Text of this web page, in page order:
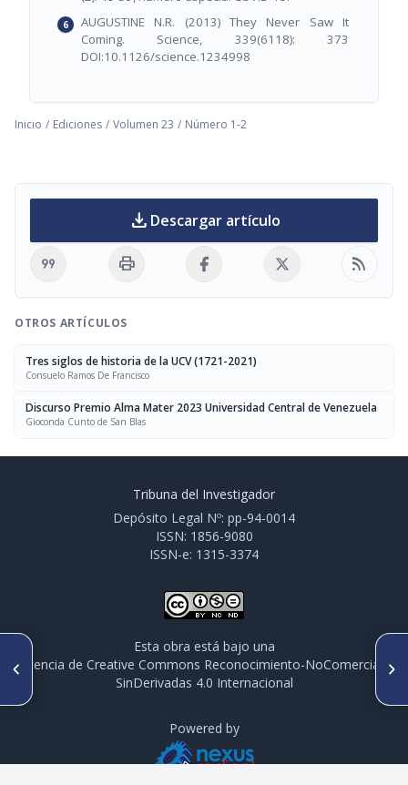
AUGUSTINE N.R. (2013) They Never Saw It
Coming. Science, 339(6118): 373
DOI:10.1126/science.1234998
Inicio / Ediciones / Volumen 23 / Número 1-2
download Descargar artículo
format_quote print rss_feed
OTROS ARTÍCULOS
Tres siglos de historia de la UCV (1721-2021)
Consuelo Ramos De Francisco
Discurso Premio Alma Mater 2023 Universidad Central de Venezuela
Gioconda Cunto de San Blas
ARTÍCULO ANTERIOR
La Universidad innovadora.
Una propuesta para la
SIGUIENTE ARTÍCULO
Dra. María Margarita Salazar
Bookaman docente -
Tribuna del Investigador
Depósito Legal Nº: pp-94-0014
ISSN: 1856-9080
ISSN-e: 1315-3374
Esta obra está bajo una
licencia de Creative Commons Reconocimiento-NoComercial-
SinDerivadas 4.0 Internacional
Powered by